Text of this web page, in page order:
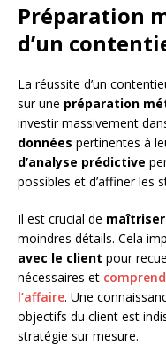
Préparation
d’un
La réussite d’un
sur une préparation
investir massivement
données pertinentes à
d’analyse prédictive
possibles et d’affiner les
Il est crucial de
moindres détails. Cela
avec le client pour
nécessaires et
l’affaire. Une
objectifs du client est
stratégie sur mesure.